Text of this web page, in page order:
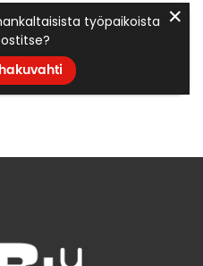
työpaikoista ✕